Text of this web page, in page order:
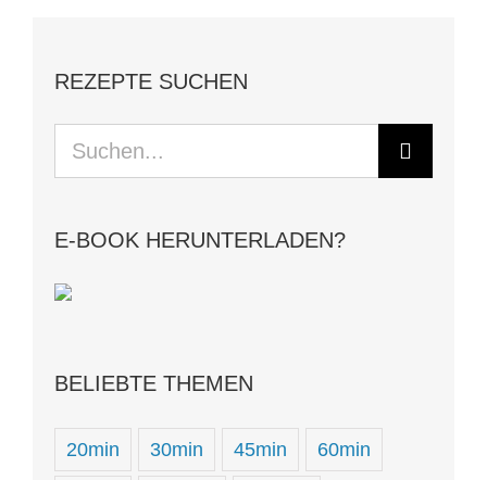
REZEPTE SUCHEN
Suche
nach:
E-BOOK HERUNTERLADEN?
BELIEBTE THEMEN
20min 30min 45min 60min